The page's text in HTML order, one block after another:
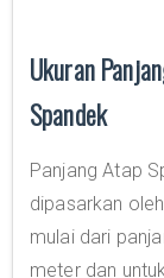
Ukuran
Spandek
Panjang Atap
dipasarkan
mulai dari
meter dan